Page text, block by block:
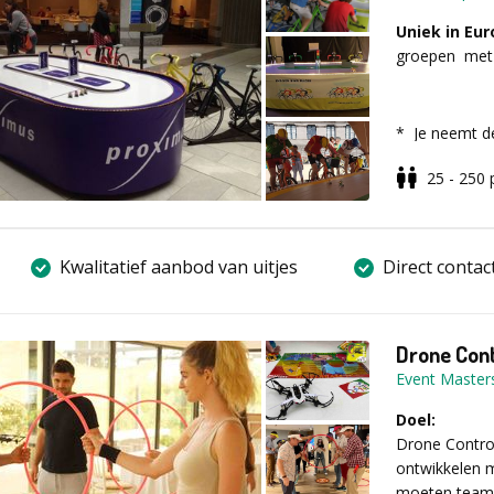
de missies
naar de
Vul voor
Uniek in
groepen
* Je neemt
deelnemers
* De
fietsen,
bijgehouden.
25 - 250
Kwalitatief aanbod van uitjes Direct
Drone
Event
Doel:
Drone
ontwikkelen